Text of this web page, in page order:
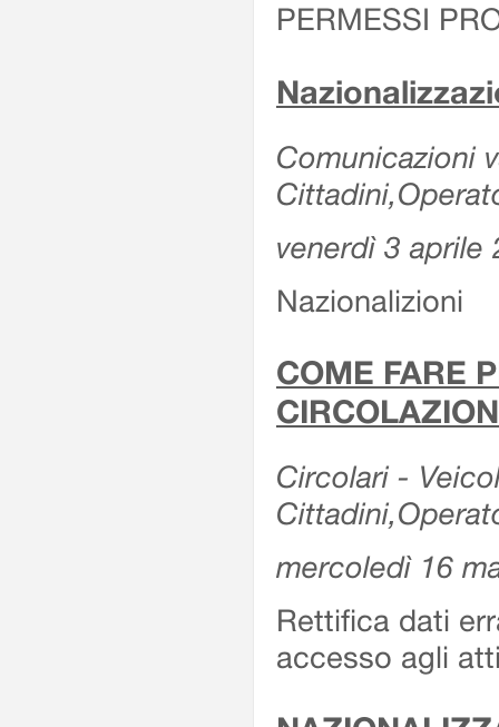
PERMESSI
Comunicazioni
venerdì 3 aprile
Nazionalizioni
COME FARE
Circolari -
mercoledì 16
Rettifica dati
accesso agli